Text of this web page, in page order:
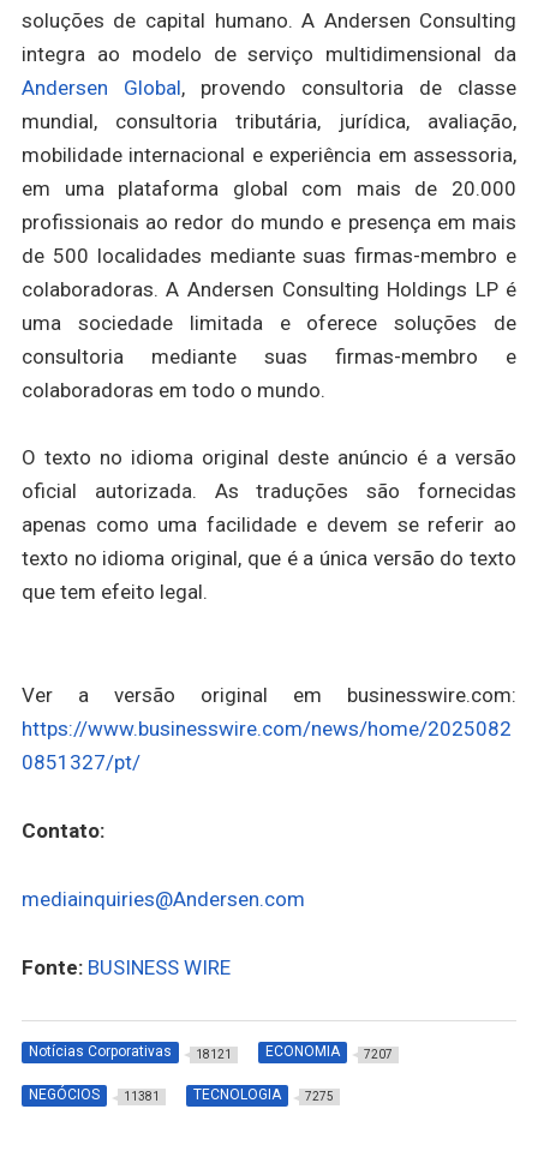
soluções de capital humano. A Andersen Consulting
integra ao modelo de serviço multidimensional da
Andersen Global, provendo consultoria de classe
mundial, consultoria tributária, jurídica, avaliação,
mobilidade internacional e experiência em assessoria,
em uma plataforma global com mais de 20.000
profissionais ao redor do mundo e presença em mais
de 500 localidades mediante suas firmas-membro e
colaboradoras. A Andersen Consulting Holdings LP é
uma sociedade limitada e oferece soluções de
consultoria mediante suas firmas-membro e
colaboradoras em todo o mundo.
O texto no idioma original deste anúncio é a versão
oficial autorizada. As traduções são fornecidas
apenas como uma facilidade e devem se referir ao
texto no idioma original, que é a única versão do texto
que tem efeito legal.
Ver a versão original em businesswire.com:
https://www.businesswire.com/news/home/2025082
0851327/pt/
Contato:
mediainquiries@Andersen.com
Fonte: BUSINESS WIRE
Notícias Corporativas 18121 ECONOMIA 7207
NEGÓCIOS 11381 TECNOLOGIA 7275